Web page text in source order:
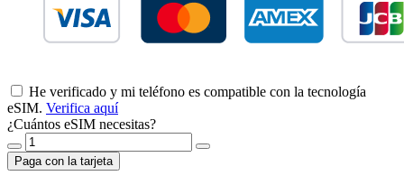
He verificado y mi teléfono es compatible con la tecnología
eSIM. Verifica aquí
¿Cuántos eSIM necesitas?
Paga con la tarjeta